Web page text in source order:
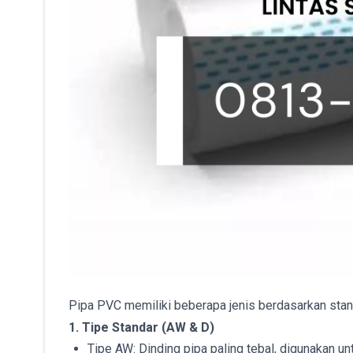
Pipa PVC memiliki beberapa jenis berdasarkan
1. Tipe Standar (AW & D)
Tipe AW: Dinding pipa paling tebal, digunakan